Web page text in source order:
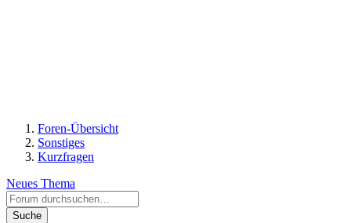
Foren-Übersicht
Sonstiges
Kurzfragen
Neues Thema
Suche